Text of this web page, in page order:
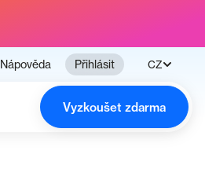
Nápověda Přihlásit CZ
Vyzkoušet zdarma